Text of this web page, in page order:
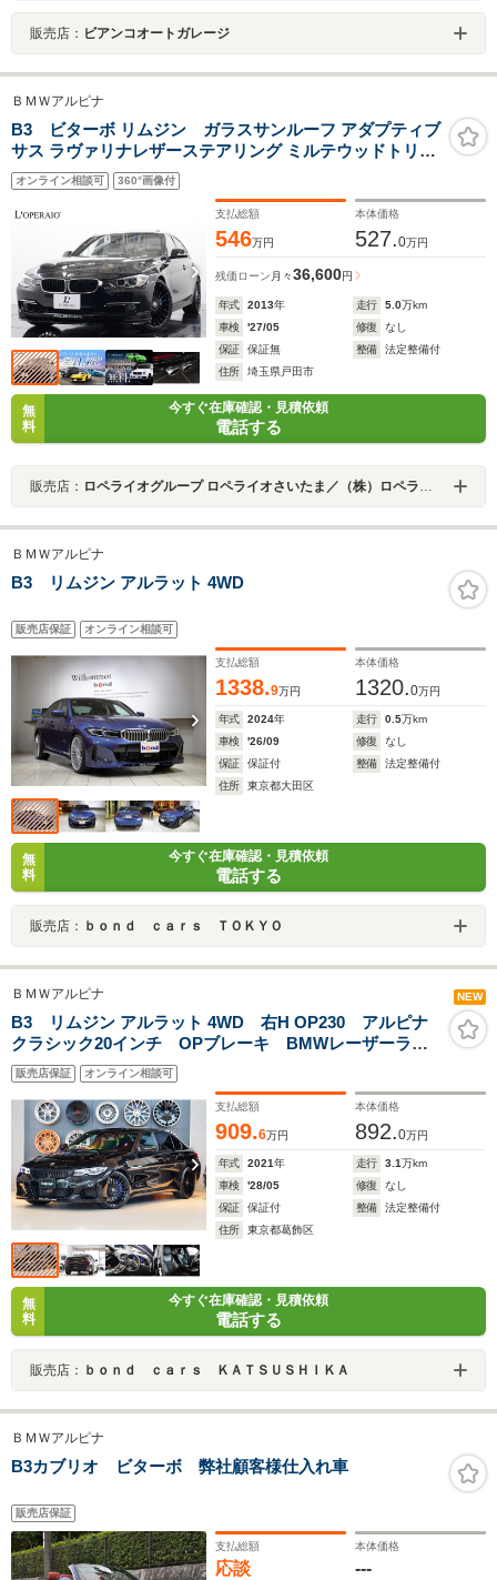
販売店： ビアンコオートガレージ
ＢＭＷアルピナ
B3 ビターボ リムジン ガラスサンルーフ アダプティブ
サス ラヴァリナレザーステアリング ミルテウッドトリム
ブルーメーター シリアルプレート
オンライン相談可 360°画像付
支払総額
546万円
本体価格
527.0万円
残価ローン 月々36,600円
年式 2013年 走行 5.0万km
車検
'27/05 修復
なし
保証
保証無 整備
法定整備付
住所
埼玉県戸田市
無
料
今すぐ在庫確認・見積依頼
電話する
販売店： ロペライオグループ ロペライオさいたま／（株）ロペライオ
ＢＭＷアルピナ
B3 リムジン アルラット 4WD
販売店保証 オンライン相談可
支払総額
1338.9万円
本体価格
1320.0万円
年式 2024年 走行 0.5万km
車検
'26/09 修復
なし
保証
保証付 整備
法定整備付
住所
東京都大田区
無
料
今すぐ在庫確認・見積依頼
電話する
販売店： ｂｏｎｄ ｃａｒｓ ＴＯＫＹＯ
ＢＭＷアルピナ NEW
B3 リムジン アルラット 4WD 右H OP230 アルピナ
クラシック20インチ OPブレーキ BMWレーザーライ
ト パーキングアシストプロフェッショナル ランバー
サポート アルピナパドルシフト HUD TVチューナ
ー ハーマンカードン ドラレコ
販売店保証 オンライン相談可
支払総額
909.6万円
本体価格
892.0万円
年式 2021年 走行 3.1万km
車検
'28/05 修復
なし
保証
保証付 整備
法定整備付
住所
東京都葛飾区
無
料
今すぐ在庫確認・見積依頼
電話する
販売店： ｂｏｎｄ ｃａｒｓ ＫＡＴＳＵＳＨＩＫＡ
ＢＭＷアルピナ
B3カブリオ ビターボ 弊社顧客様仕入れ車
販売店保証
支払総額
応談
本体価格
---